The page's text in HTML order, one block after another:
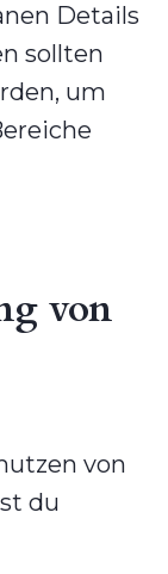
Details
sollten
um
von
von
du